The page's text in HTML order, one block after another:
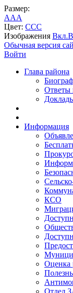
Размер:
AAA
Цвет: CCC
Изображения Вкл.
Обычная версия
Войти
Глава района
Ответы
Информация
КСО
Оценка
Отдел